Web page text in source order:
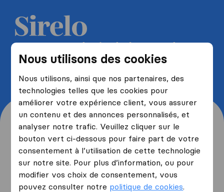
Nous utilisons des cookies
Nous utilisons, ainsi que nos partenaires, des
technologies telles que les cookies pour
améliorer votre expérience client, vous assurer
un contenu et des annonces personnalisés, et
analyser notre trafic. Veuillez cliquer sur le
bouton vert ci-dessous pour faire part de votre
consentement à l’utilisation de cette technologie
sur notre site. Pour plus d’information, ou pour
modifier vos choix de consentement, vous
pouvez consulter notre politique de cookies.
Recevez 5 devis de la part de
déménageurs et économisez
jusqu'à 40%
Origine et destination de
votre déménagement